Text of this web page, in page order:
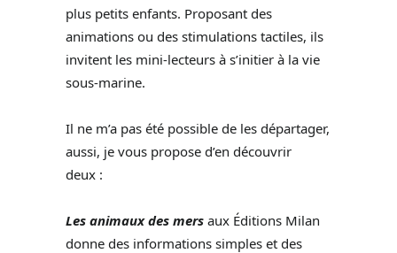
plus petits enfants. Proposant des
animations ou des stimulations tactiles, ils
invitent les mini-lecteurs à s’initier à la vie
sous-marine.
Il ne m’a pas été possible de les départager,
aussi, je vous propose d’en découvrir
deux :
Les animaux des mers aux Éditions Milan
donne des informations simples et des